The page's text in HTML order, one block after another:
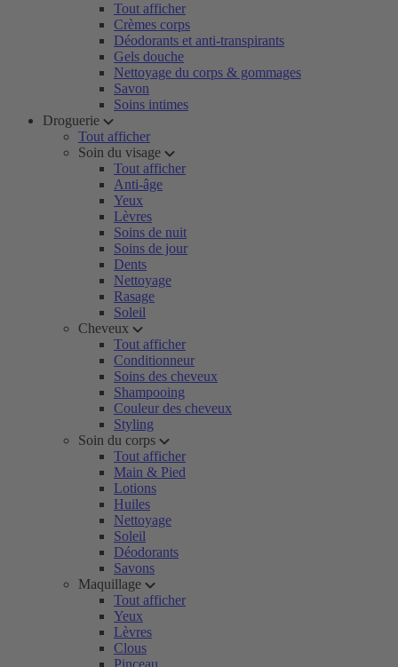
Tout afficher
Crèmes corps
Déodorants et anti-transpirants
Gels douche
Nettoyage du corps & gommages
Savon
Soins intimes
Droguerie
Tout afficher
Soin du visage
Tout afficher
Anti-âge
Yeux
Lèvres
Soins de nuit
Soins de jour
Dents
Nettoyage
Rasage
Soleil
Cheveux
Tout afficher
Conditionneur
Soins des cheveux
Shampooing
Couleur des cheveux
Styling
Soin du corps
Tout afficher
Main & Pied
Lotions
Huiles
Nettoyage
Soleil
Déodorants
Savons
Maquillage
Tout afficher
Yeux
Lèvres
Clous
Pinceau